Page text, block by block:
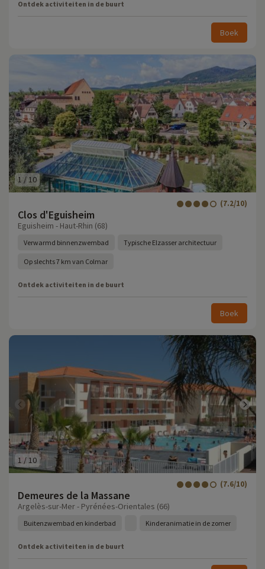
Ontdek activiteiten in de buurt
Boek
1 / 10
Clos d'Eguisheim
(7.2/10)
Eguisheim - Haut-Rhin (68)
Verwarmd binnenzwembad Typische Elzasser architectuur
Op slechts 7 km van Colmar
Ontdek activiteiten in de buurt
Boek
1 / 10
Demeures de la Massane
(7.6/10)
Argelès-sur-Mer - Pyrénées-Orientales (66)
Buitenzwembad en kinderbad Kinderanimatie in de zomer
Ontdek activiteiten in de buurt